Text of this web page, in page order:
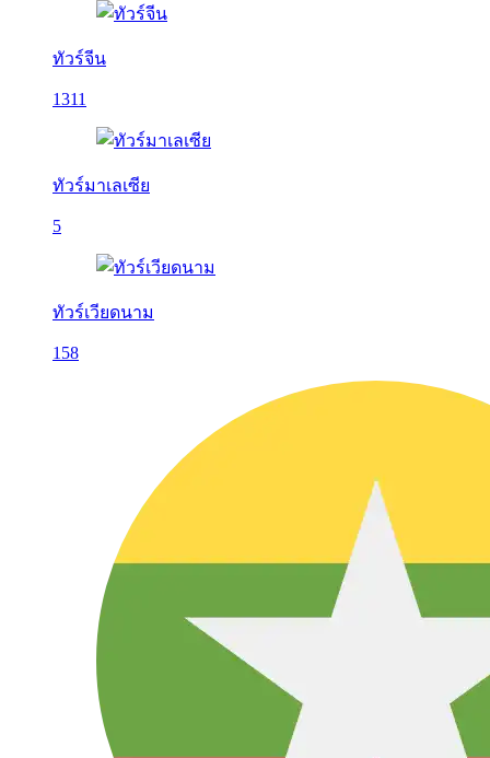
ทัวร์จีน
1311
ทัวร์มาเลเซีย
5
ทัวร์เวียดนาม
158